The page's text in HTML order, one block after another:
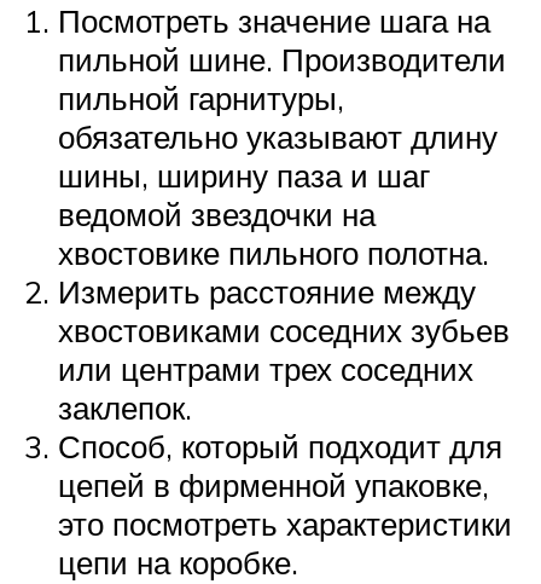
Посмотреть значение шага на
пильной шине. Производители
пильной гарнитуры,
обязательно указывают длину
шины, ширину паза и шаг
ведомой звездочки на
хвостовике пильного полотна.
Измерить расстояние между
хвостовиками соседних зубьев
или центрами трех соседних
заклепок.
Способ, который подходит для
цепей в фирменной упаковке,
это посмотреть характеристики
цепи на коробке.